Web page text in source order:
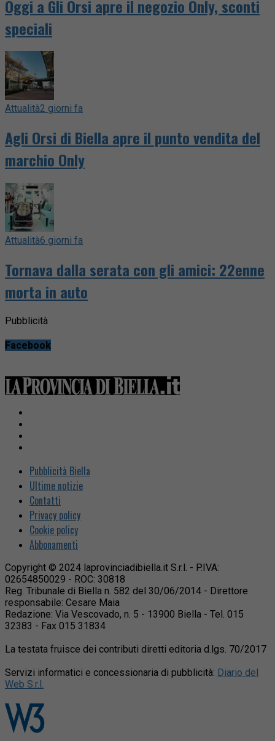
Oggi a Gli Orsi apre il negozio Only, sconti
speciali
Attualità2 giorni fa
Agli Orsi di Biella apre il punto vendita del
marchio Only
Attualità6 giorni fa
Tornava dalla serata con gli amici: 22enne
morta in auto
Pubblicità
Facebook
Pubblicità Biella
Ultime notizie
Contatti
Privacy policy
Cookie policy
Abbonamenti
Copyright © 2024 laprovinciadibiella.it S.r.l. - P.IVA:
02654850029 - ROC: 30818
Reg. Tribunale di Biella n. 582 del 30/06/2014 - Direttore
responsabile: Cesare Maia
Redazione: Via Vescovado, n. 5 - 13900 Biella - Tel. 015
32383 - Fax 015 31834
La testata fruisce dei contributi diretti editoria d.lgs. 70/2017
Servizi informatici e concessionaria di pubblicità: Diario del
Web S.r.l.